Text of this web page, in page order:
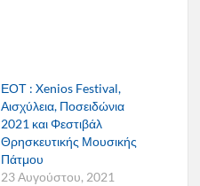
ΕΟΤ : Xenios Festival,
Αισχύλεια, Ποσειδώνια
2021 και Φεστιβάλ
Θρησκευτικής Μουσικής
Πάτμου
23 Αυγούστου, 2021